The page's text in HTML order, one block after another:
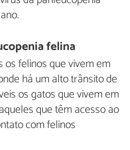
felina
felinos que vivem em
há um alto trânsito de
os gatos que vivem em
que têm acesso ao
com felinos